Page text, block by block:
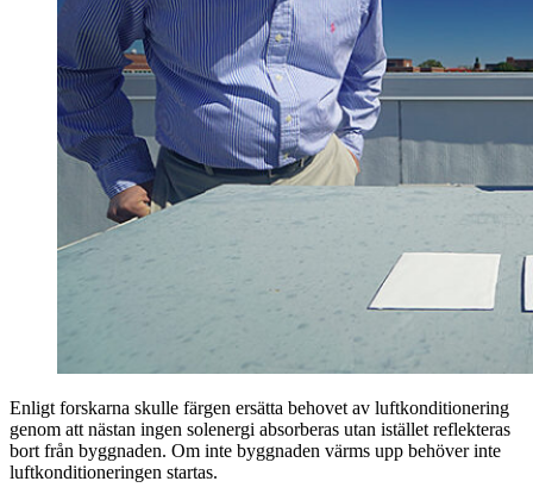
Enligt forskarna skulle färgen ersätta behovet av luftkonditionering
genom att nästan ingen solenergi absorberas utan istället reflekteras
bort från byggnaden. Om inte byggnaden värms upp behöver inte
luftkonditioneringen startas.